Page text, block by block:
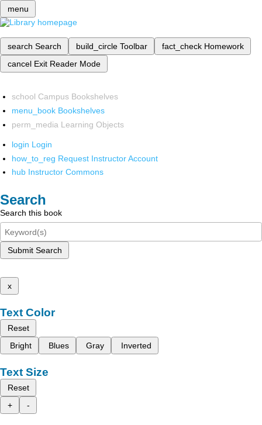
menu
search Search build_circle Toolbar fact_check Homework
cancel Exit Reader Mode
school Campus Bookshelves
menu_book Bookshelves
perm_media Learning Objects
login Login
how_to_reg Request Instructor Account
hub Instructor Commons
Search
Search this book
Submit Search
x
Text Color
Reset
Bright
Blues Gray Inverted
Text Size
Reset
+
-